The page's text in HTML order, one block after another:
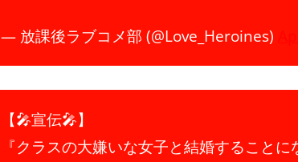
— 放課後ラブコメ部 (@Love_Heroines)
【🎤宣伝🎤】
『クラスの大嫌いな女子と結婚すること